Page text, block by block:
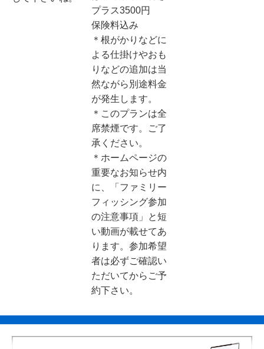
プラス3500円
保険料込み
＊根がかりなどに
よる仕掛けやおも
りなどの追加は当
然ながら別途料金
が発生します。
＊このプランは全
席禁煙です。ご了
承ください。
＊ホームページの
重要なお知らせ内
に、「ファミリー
フィッシング参加
の注意事項」と短
い動画が載せてあ
ります。参加希望
者は必ずご確認い
ただいてからご予
約下さい。